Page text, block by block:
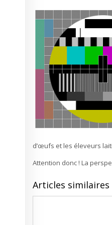
d’œufs et les éleveurs
Attention donc ! La
Articles similaires